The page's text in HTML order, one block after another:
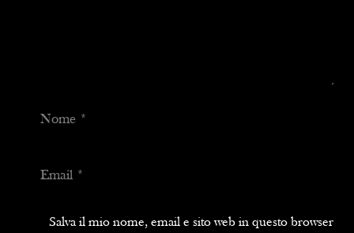
Salva il mio nome, email e sito web in questo browser